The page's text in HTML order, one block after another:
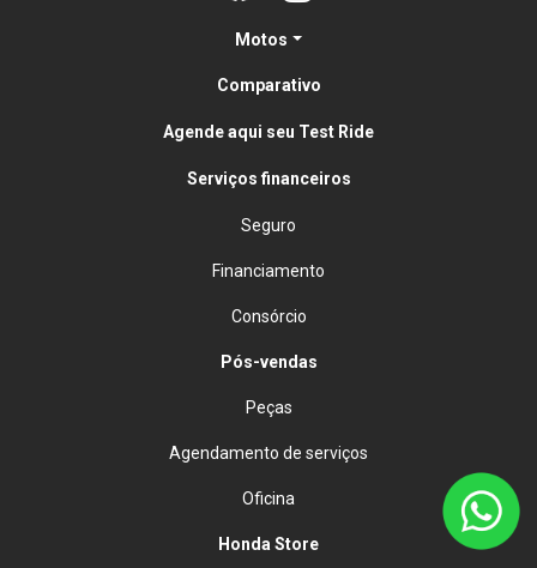
Motos
Comparativo
Agende aqui seu Test Ride
Serviços financeiros
Seguro
Financiamento
Consórcio
Pós-vendas
Peças
Agendamento de serviços
Oficina
Honda Store